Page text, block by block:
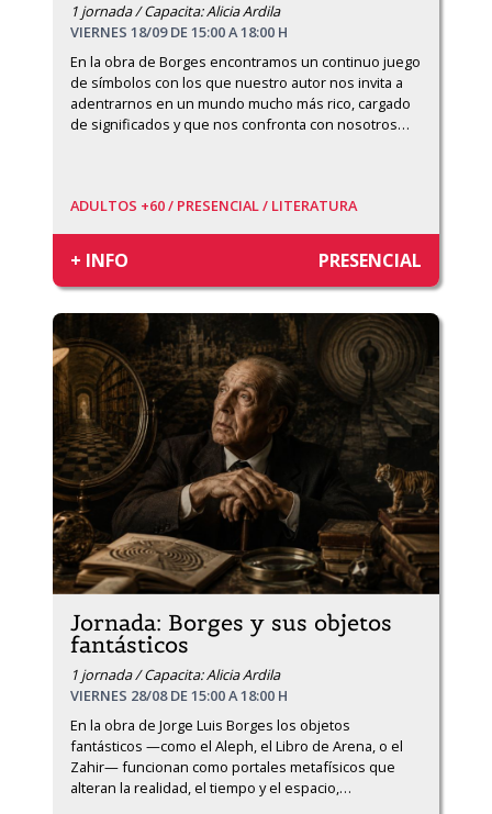
1 jornada / Capacita: Alicia Ardila
VIERNES 18/09 DE 15:00 A 18:00 H
En la obra de Borges encontramos un continuo juego
de símbolos con los que nuestro autor nos invita a
adentrarnos en un mundo mucho más rico, cargado
de significados y que nos confronta con nosotros…
ADULTOS +60 / PRESENCIAL / LITERATURA
+ INFO PRESENCIAL
Jornada: Borges y sus objetos
fantásticos
1 jornada / Capacita: Alicia Ardila
VIERNES 28/08 DE 15:00 A 18:00 H
En la obra de Jorge Luis Borges los objetos
fantásticos —como el Aleph, el Libro de Arena, o el
Zahir— funcionan como portales metafísicos que
alteran la realidad, el tiempo y el espacio,…